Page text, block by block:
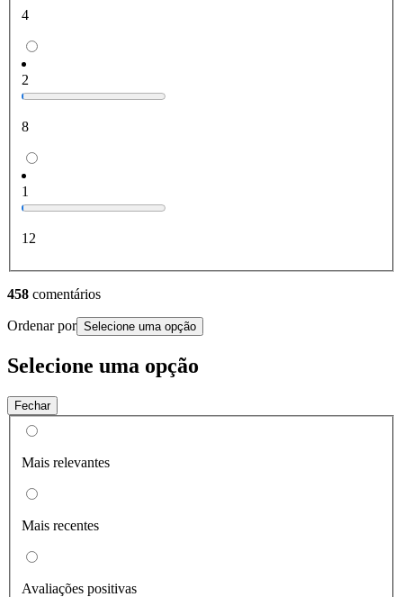
4
2
8
1
12
458 comentários
Ordenar por Selecione uma opção
Selecione uma opção
Fechar
Mais relevantes
Mais recentes
Avaliações positivas